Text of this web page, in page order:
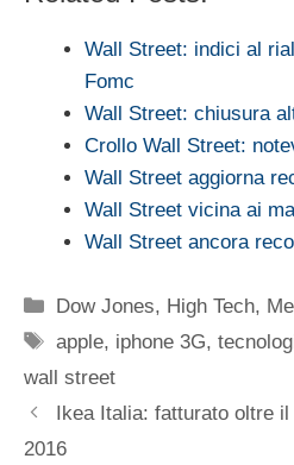
Wall Street: indici al
Fomc
Wall Street: chiusura
Crollo Wall Street:
Wall Street aggiorna
Wall Street vicina ai
Wall Street ancora
Categorie
Dow Jones, High Tech,
Tag
apple, iphone 3G,
wall street
Ikea Italia: fatturato oltre
2016